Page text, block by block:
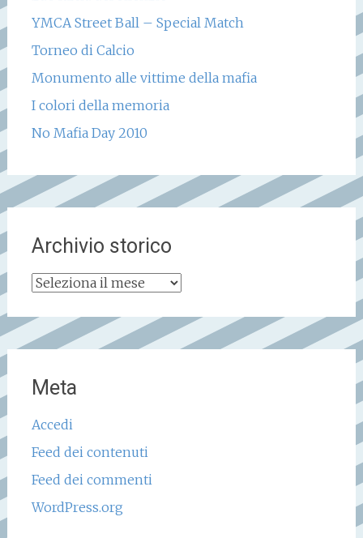
YMCA Street Ball – Special Match
Torneo di Calcio
Monumento alle vittime della mafia
I colori della memoria
No Mafia Day 2010
Archivio storico
Archivio
Meta
Accedi
Feed dei contenuti
Feed dei commenti
WordPress.org